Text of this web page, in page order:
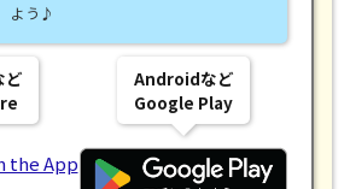
よう♪
Androidなど
Google Play